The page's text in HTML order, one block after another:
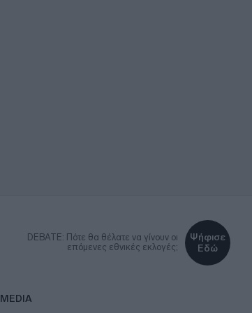
DEBATE: Πότε θα θέλατε να γίνουν οι
επόμενες εθνικές εκλογές;
Ψήφισε
Εδώ
MEDIA